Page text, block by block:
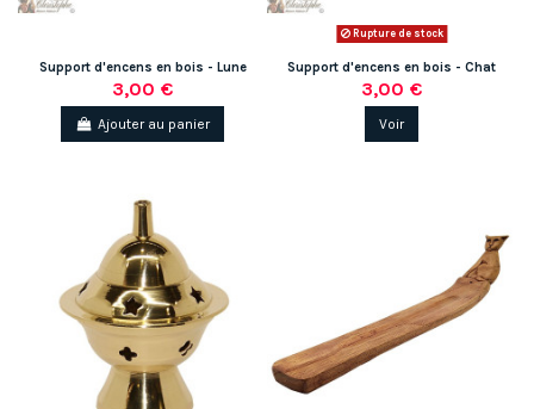
Support d'encens en bois - Lune
3,00 €
Ajouter au panier
Rupture de stock
Support d'encens en bois - Chat
3,00 €
Voir